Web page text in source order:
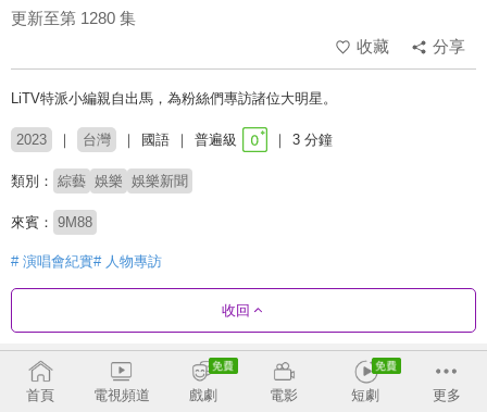
更新至第 1280 集
收藏
分享
LiTV特派小編親自出馬，為粉絲們專訪諸位大明星。
2023 台灣 國語 普遍級 3 分鐘
類別： 綜藝 娛樂 娛樂新聞
來賓： 9M88
# 演唱會紀實# 人物專訪
收回
劇集列表 反序 收合
首頁 電視頻道 戲劇 電影 短劇 更多